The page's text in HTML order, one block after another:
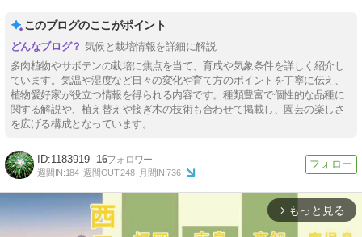
このブログのここがポイント
気候と栽培情報を詳細に解説
多肉植物やサボテンの栽培に焦点を当て、育成や気象条件を詳しく紹介し
ています。気温や湿度など日々の変化や育て方のポイントを丁寧に伝え、
植物愛好家が役立つ情報を得られる内容です。種類豊富で個性的な品種に
関する解説や、植え替えや接ぎ木の技術も合わせて掲載し、園芸の楽しさ
を広げる構成となっています。
1183919 16
週間IN:184 週間OUT:248 月間IN:736
arrow_forward_ios もっと見る